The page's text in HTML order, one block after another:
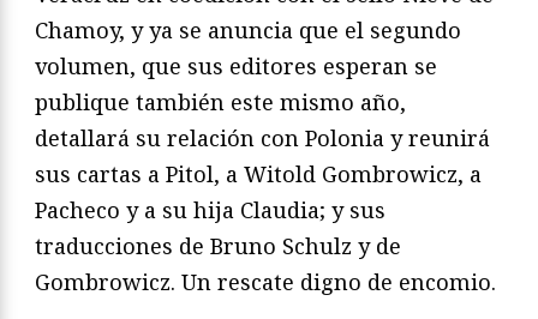
Chamoy, y ya se anuncia que el segundo
volumen, que sus editores esperan se
publique también este mismo año,
detallará su relación con Polonia y reunirá
sus cartas a Pitol, a Witold Gombrowicz, a
Pacheco y a su hija Claudia; y sus
traducciones de Bruno Schulz y de
Gombrowicz. Un rescate digno de encomio.